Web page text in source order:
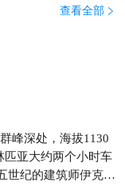
查看全部 
峰深处，海拔1130
匹亚大约两个小时车
世纪的建筑师伊克提